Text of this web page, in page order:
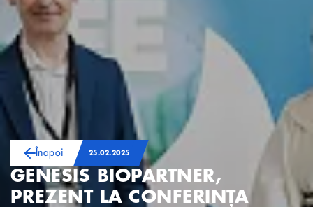
Înapoi 25.02.2025
GENESIS BIOPARTNER,
PREZENT LA CONFERINȚA